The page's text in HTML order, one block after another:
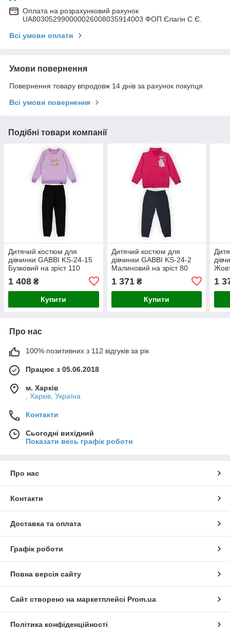
Оплата на розрахунковий рахунок
UA803052990000026008035914003 ФОП Єлагін С.Є.
Всі умови оплати
Умови повернення
Повернення товару впродовж 14 днів за рахунок покупця
Всі умови повернення
Подібні товари компанії
Дитячий костюм для
дівчинки GABBI KS-24-15
Бузковий на зріст 110
1 408 ₴
Купити
Дитячий костюм для
дівчинки GABBI KS-24-2
Малиновий на зріст 80
1 371₴
Купити
1
Про нас
100% позитивних з 112 відгуків за рік
Працює з 05.06.2018
м. Харків
, Харків, Україна
Контакти
Сьогодні вихідний
Показати весь графік роботи
Про нас
Контакти
Доставка та оплата
Графік роботи
Повна версія сайту
Сайт створено на маркетплейсі Prom.ua
Політика конфіденційності